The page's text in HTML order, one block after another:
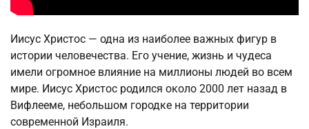
Иисус Христос — одна из наиболее важных фигур в
истории человечества. Его учение, жизнь и чудеса
имели огромное влияние на миллионы людей во всем
мире. Иисус Христос родился около 2000 лет назад в
Вифлееме, небольшом городке на территории
современной Израиля.